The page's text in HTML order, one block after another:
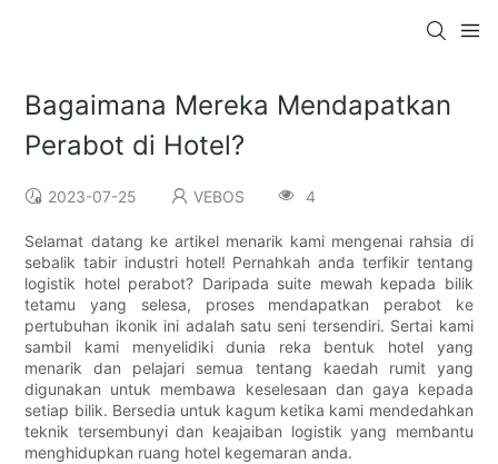
Bagaimana Mereka Mendapatkan
Perabot di Hotel?
2023-07-25 VEBOS 4
Selamat datang ke artikel menarik kami mengenai rahsia di
sebalik tabir industri hotel! Pernahkah anda terfikir tentang
logistik hotel perabot? Daripada suite mewah kepada bilik
tetamu yang selesa, proses mendapatkan perabot ke
pertubuhan ikonik ini adalah satu seni tersendiri. Sertai kami
sambil kami menyelidiki dunia reka bentuk hotel yang
menarik dan pelajari semua tentang kaedah rumit yang
digunakan untuk membawa keselesaan dan gaya kepada
setiap bilik. Bersedia untuk kagum ketika kami mendedahkan
teknik tersembunyi dan keajaiban logistik yang membantu
menghidupkan ruang hotel kegemaran anda.